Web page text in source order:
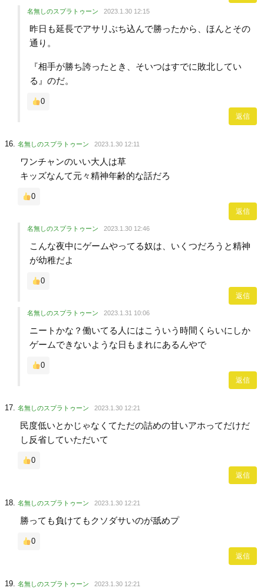
名無しのスプラトゥーン 2023.1.30 12:15
昨日も延長でアサリぶち込んで勝ったから、ほんとその
通り。
『相手が勝ち誇ったとき、そいつはすでに敗北してい
る』のだ。
0
返信
名無しのスプラトゥーン 2023.1.30 12:11
ワンチャンのいい大人は草
キッズなんて元々精神年齢的な話だろ
0
返信
名無しのスプラトゥーン 2023.1.30 12:46
こんな夜中にゲームやってる奴は、いくつだろうと精神
が幼稚だよ
0
返信
名無しのスプラトゥーン 2023.1.31 10:06
ニートかな？働いてる人にはこういう時間くらいにしか
ゲームできないような日もまれにあるんやで
0
返信
名無しのスプラトゥーン 2023.1.30 12:21
民度低いとかじゃなくてただの詰めの甘いアホってだけだ
し反省していただいて
0
返信
名無しのスプラトゥーン 2023.1.30 12:21
勝っても負けてもクソダサいのが舐めプ
0
返信
名無しのスプラトゥーン 2023.1.30 12:21